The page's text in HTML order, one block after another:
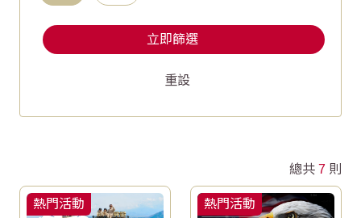
立即篩選
重設
總共 7 則
熱門活動 熱門活動